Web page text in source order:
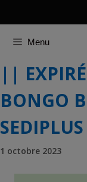
Menu
||
BONGO
SEDIPLUS
1 octobre 2023